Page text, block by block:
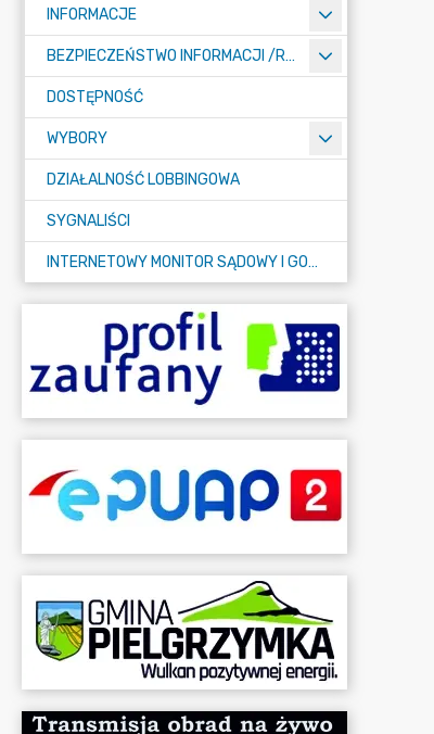
INFORMACJE
BEZPIECZEŃSTWO INFORMACJI /RODO/
DOSTĘPNOŚĆ
WYBORY
DZIAŁALNOŚĆ LOBBINGOWA
SYGNALIŚCI
INTERNETOWY MONITOR SĄDOWY I GOSPODARCZY